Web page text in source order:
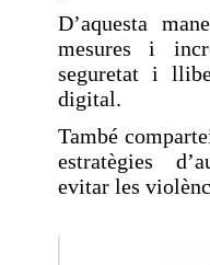
D’aquesta
mesures i
seguretat i
digital.
També
estratègies
evitar les